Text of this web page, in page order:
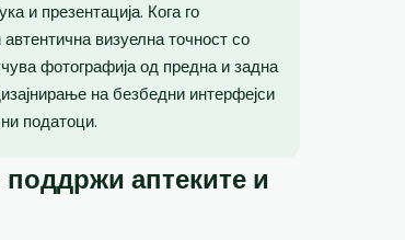
и презентација. Кога го
визуелна точност со
фотографија од предна и задна
на безбедни интерфејси
податоци.
аптеките и